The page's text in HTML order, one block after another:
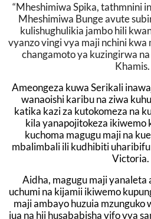
“Mheshimiwa Spika, tathmnini
Mheshimiwa Bunge avute
kulishughulikia jambo hili
vyanzo vingi vya maji nchini kwa
changamoto ya kuzingirwa na
Khamis.
Ameongeza kuwa Serikali
wanaoishi karibu na ziwa
katika kazi za kutokomeza na
kila yanapojitokeza ikiwemo
kuchoma magugu maji na
mbalimbali ili kudhibiti
Victoria.
Aidha, magugu maji
uchumi na kijamii ikiwemo
maji ambayo huzuia mzunguko
jua na hii husababisha vifo vya